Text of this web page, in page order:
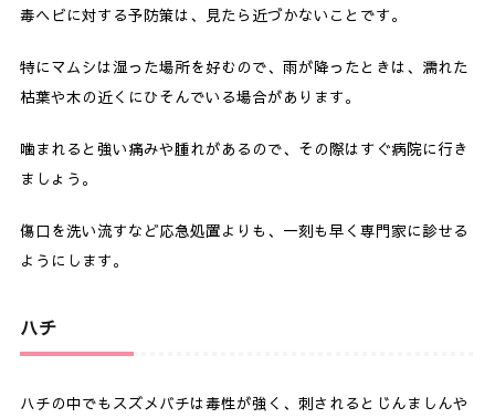
毒ヘビに対する予防策は、見たら近づかないことです。
特にマムシは湿った場所を好むので、雨が降ったときは、濡れた
枯葉や木の近くにひそんでいる場合があります。
噛まれると強い痛みや腫れがあるので、その際はすぐ病院に行き
ましょう。
傷口を洗い流すなど応急処置よりも、一刻も早く専門家に診せる
ようにします。
ハチ
ハチの中でもスズメバチは毒性が強く、刺されるとじんましんや